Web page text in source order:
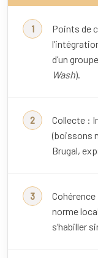
Points de
d’un
Wash).
Collecte :
(boissons
Brugal,
norme
s’habiller